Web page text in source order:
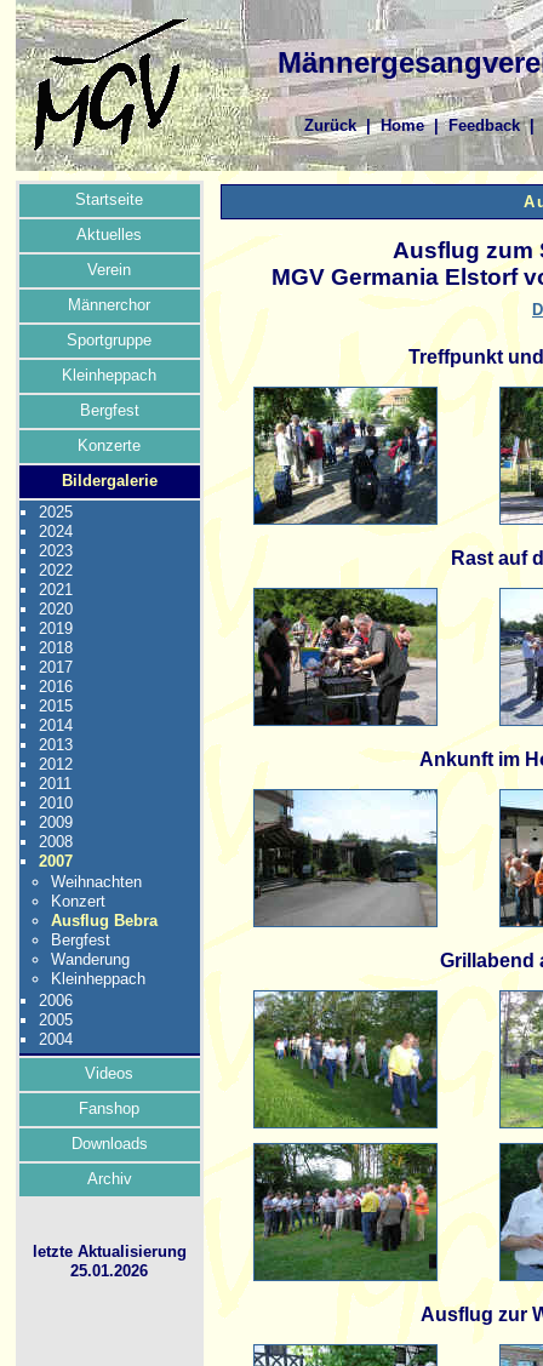
Zurück|Home|Feedback|
Startseite
Aktuelles
Verein
Männerchor
Sportgruppe
Kleinheppach
Bergfest
Konzerte
Bildergalerie
2025
2024
2023
2022
2021
2020
2019
2018
2017
2016
2015
2014
2013
2012
2011
2010
2009
2008
2007
Weihnachten
Konzert
Ausflug Bebra
Bergfest
Wanderung
Kleinheppach
2006
2005
2004
Videos
Fanshop
Downloads
Archiv
letzte Aktualisierung
25.01.2026
Ausflug zum
MGV Germania Elstorf
Treffpunkt
Rast auf
Ankunft im
Grillabend
Ausflug zur